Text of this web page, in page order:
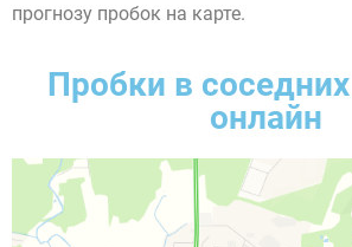
прогнозу пробок на карте.
Пробки в
онлайн